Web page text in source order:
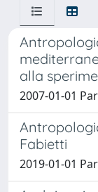
alla
2007-01-01
Fabietti
2019-01-01